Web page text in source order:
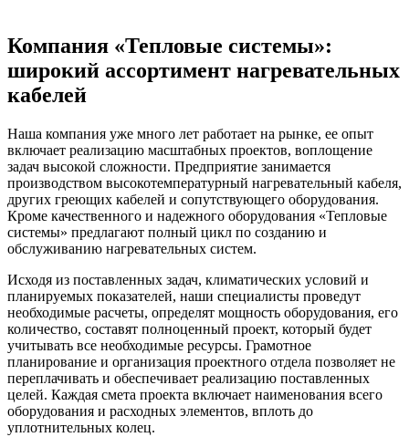
Компания «Тепловые системы»:
широкий ассортимент нагревательных
кабелей
Наша компания уже много лет работает на рынке, ее опыт
включает реализацию масштабных проектов, воплощение
задач высокой сложности. Предприятие занимается
производством высокотемпературный нагревательный кабеля,
других греющих кабелей и сопутствующего оборудования.
Кроме качественного и надежного оборудования «Тепловые
системы» предлагают полный цикл по созданию и
обслуживанию нагревательных систем.
Исходя из поставленных задач, климатических условий и
планируемых показателей, наши специалисты проведут
необходимые расчеты, определят мощность оборудования, его
количество, составят полноценный проект, который будет
учитывать все необходимые ресурсы. Грамотное
планирование и организация проектного отдела позволяет не
переплачивать и обеспечивает реализацию поставленных
целей. Каждая смета проекта включает наименования всего
оборудования и расходных элементов, вплоть до
уплотнительных колец.